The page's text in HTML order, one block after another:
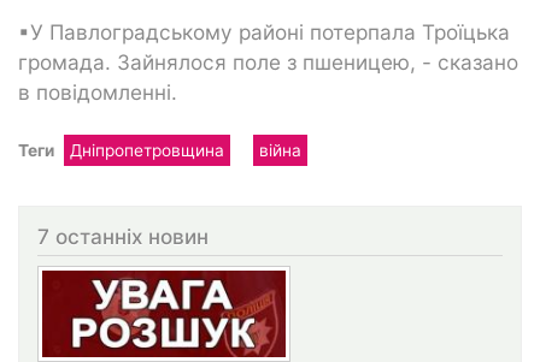
▪У Павлоградському районі потерпала Троїцька
громада. Зайнялося поле з пшеницею, - сказано
в повідомленні.
Теги Дніпропетровщина війна
7 останніх новин